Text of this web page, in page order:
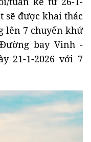
sẽ được khai thác
lên 7 chuyến khứ
bay Vinh -
21-1-2026 với 7